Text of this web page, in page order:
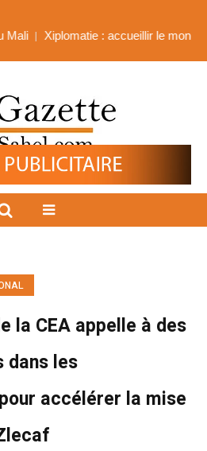
: accueillir le monde et construire
la CEA appelle à des
dans les
accélérer la mise